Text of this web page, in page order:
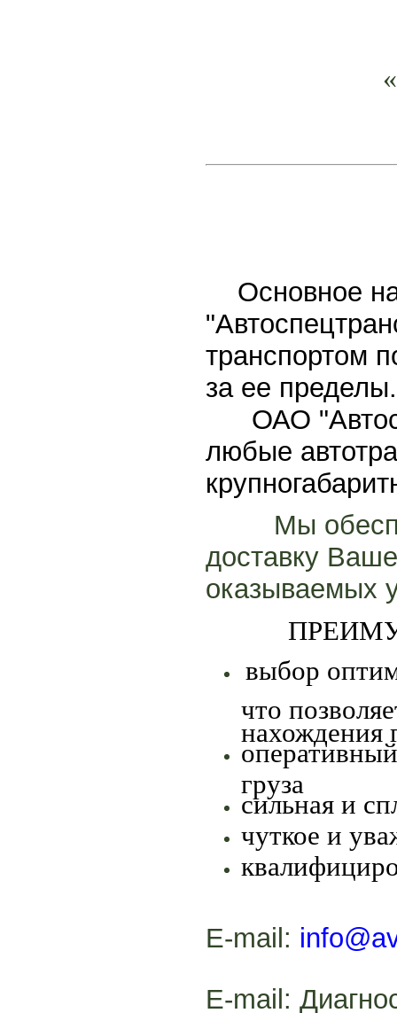
Основное
транспортом
за ее пределы.
ОАО
любые
Мы
доставку
оказываемых
выбор
что
нахождения
груза
сильная и
чуткое и
E-mail: info
E-mail: